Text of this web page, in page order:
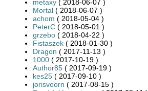
metaxy ( 2018-06-07 )
Mortal ( 2018-06-07 )
achom ( 2018-05-04 )
PeterC ( 2018-05-01 )
grzebo ( 2018-04-22 )
Fistaszek ( 2018-01-30 )
Dragon ( 2017-11-13 )
1000 ( 2017-10-19 )
Author85 ( 2017-09-19 )
kes25 ( 2017-09-10 )
jorisvoorn ( 2017-08-15 )